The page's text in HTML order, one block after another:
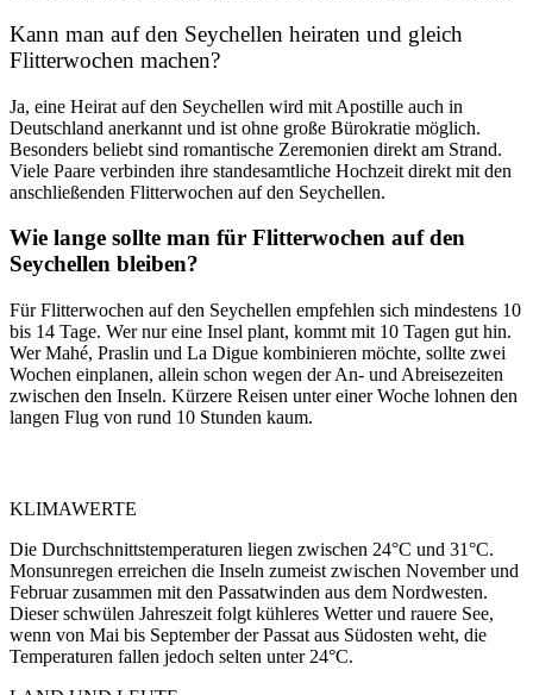
Kann man auf den Seychellen heiraten und gleich
Flitterwochen machen?
Ja, eine Heirat auf den Seychellen wird mit Apostille auch in
Deutschland anerkannt und ist ohne große Bürokratie möglich.
Besonders beliebt sind romantische Zeremonien direkt am Strand.
Viele Paare verbinden ihre standesamtliche Hochzeit direkt mit den
anschließenden Flitterwochen auf den Seychellen.
Wie lange sollte man für Flitterwochen auf den
Seychellen bleiben?
Für Flitterwochen auf den Seychellen empfehlen sich mindestens 10
bis 14 Tage. Wer nur eine Insel plant, kommt mit 10 Tagen gut hin.
Wer Mahé, Praslin und La Digue kombinieren möchte, sollte zwei
Wochen einplanen, allein schon wegen der An- und Abreisezeiten
zwischen den Inseln. Kürzere Reisen unter einer Woche lohnen den
langen Flug von rund 10 Stunden kaum.
KLIMAWERTE
Die Durchschnittstemperaturen liegen zwischen 24°C und 31°C.
Monsunregen erreichen die Inseln zumeist zwischen November und
Februar zusammen mit den Passatwinden aus dem Nordwesten.
Dieser schwülen Jahreszeit folgt kühleres Wetter und rauere See,
wenn von Mai bis September der Passat aus Südosten weht, die
Temperaturen fallen jedoch selten unter 24°C.